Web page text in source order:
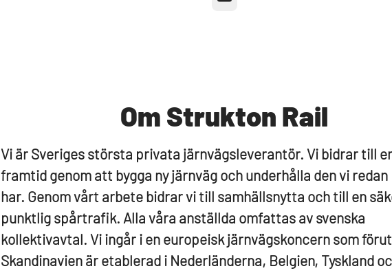
Om Strukton Rail
Vi är Sveriges största privata järnvägsleverantör. Vi bidrar till
framtid genom att bygga ny järnväg och underhålla den vi redan
har. Genom vårt arbete bidrar vi till samhällsnytta och till en
punktlig spårtrafik. Alla våra anställda omfattas av svenska
kollektivavtal. Vi ingår i en europeisk järnvägskoncern som
Skandinavien är etablerad i Nederländerna, Belgien, Tyskland